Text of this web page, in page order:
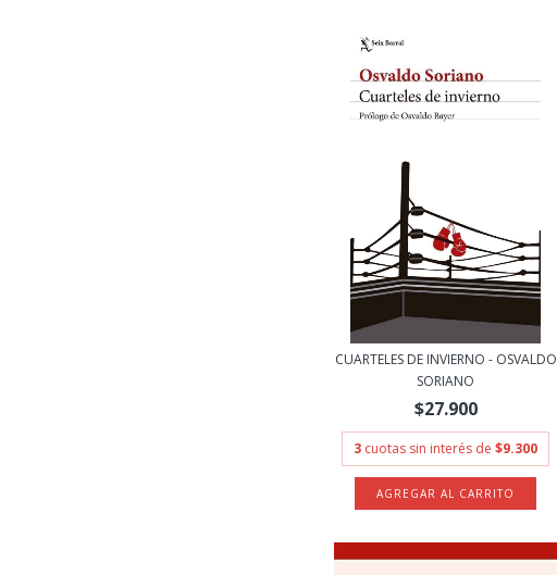
CUARTELES DE INVIERNO - OSVALDO
SORIANO
$27.900
3 cuotas sin interés de$9.300